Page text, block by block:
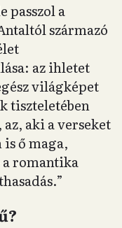
passzol a
származó
az ihletet
világképet
tiszteletében
aki a verseket
ő maga,
romantika